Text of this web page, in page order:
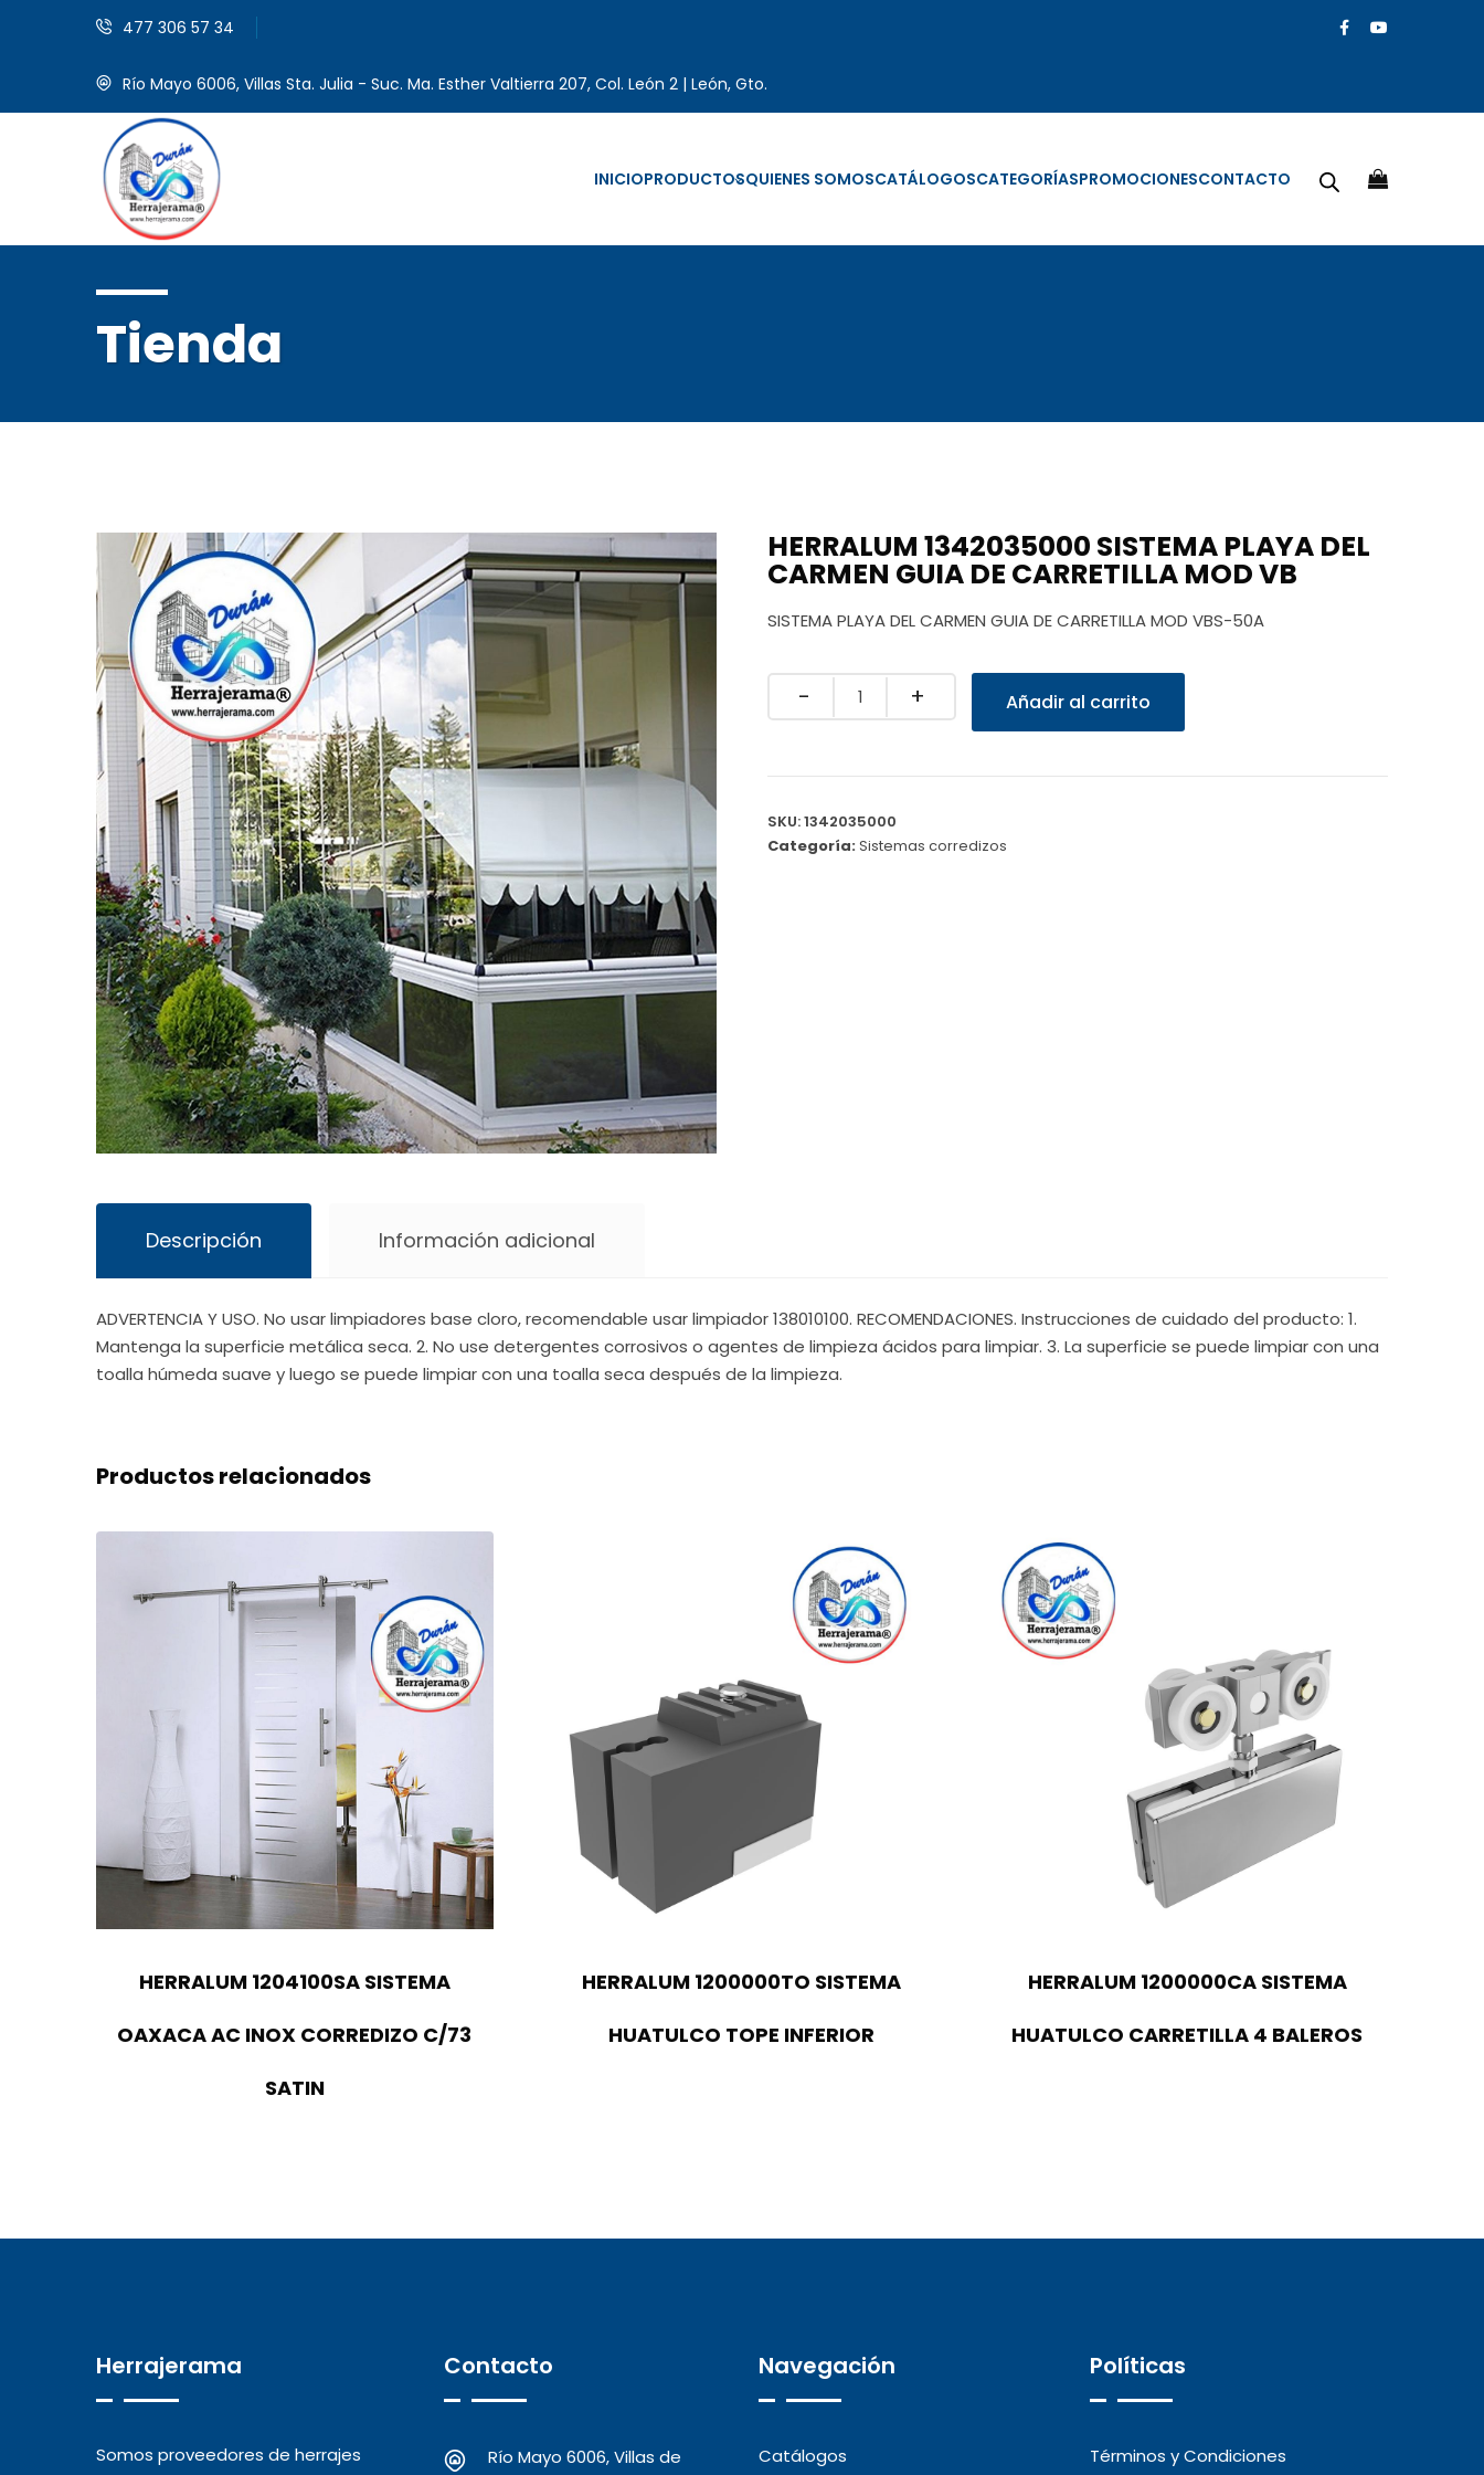
477 306 57 34
Río Mayo 6006, Villas Sta. Julia - Suc. Ma. Esther Valtierra 207, Col. León 2 | León, Gto.
INICIOPRODUCTOSQUIENES SOMOSCATÁLOGOSCATEGORÍASPROMOCIONESCONTACTO
Tienda
HERRALUM 1342035000 SISTEMA PLAYA DEL
CARMEN GUIA DE CARRETILLA MOD VB
SISTEMA PLAYA DEL CARMEN GUIA DE CARRETILLA MOD VBS-50A
Quantity Añadir al carrito
SKU:1342035000
Categoría:Sistemas corredizos
Descripción Información adicional
ADVERTENCIA Y USO. No usar limpiadores base cloro, recomendable usar limpiador 138010100. RECOMENDACIONES. Instrucciones de cuidado del producto: 1.
Mantenga la superficie metálica seca. 2. No use detergentes corrosivos o agentes de limpieza ácidos para limpiar. 3. La superficie se puede limpiar con una
toalla húmeda suave y luego se puede limpiar con una toalla seca después de la limpieza.
Productos relacionados
HERRALUM 1204100SA SISTEMA
OAXACA AC INOX CORREDIZO C/73
SATIN
HERRALUM 1200000TO SISTEMA
HUATULCO TOPE INFERIOR
HERRALUM 1200000CA SISTEMA
HUATULCO CARRETILLA 4 BALEROS
Herrajerama
Somos proveedores de herrajes
Contacto
Río Mayo 6006, Villas de
Navegación
Catálogos
Políticas
Términos y Condiciones